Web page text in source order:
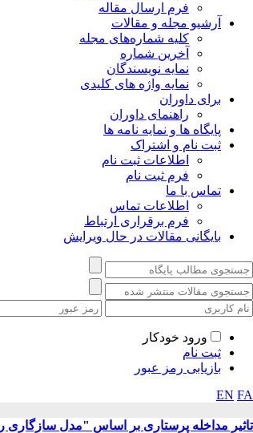
فرم ارسال مقاله
آرشیو مجله و مقالات
کلیه شماره‌های مجله
آخرین شماره
نمایه نویسندگان
نمایه واژه های کلیدی
برای داوران
راهنمای داوران
پایگاه ها و نمایه نامه ها
ثبت نام و اشتراک
اطلاعات ثبت نام
فرم ثبت نام
تماس با ما
اطلاعات تماس
فرم برقراری ارتباط
بایگانی مقالات در حال ویرایش
ورود خودکار
ثبت نام
بازیابی رمز عبور
EN FA
تاثیر مداخله پرستاری بر اساس "مدل سازگاری